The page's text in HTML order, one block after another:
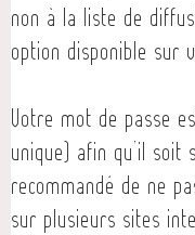
non à la liste de
option disponible sur
Votre mot de passe
unique) afin qu’il soit
recommandé de ne
sur plusieurs sites